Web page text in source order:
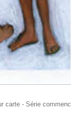
carte - Série